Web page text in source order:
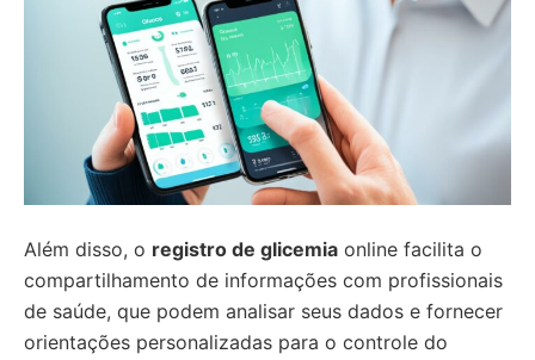
Além disso, o registro de glicemia online facilita o
compartilhamento de informações com profissionais
de saúde, que podem analisar seus dados e fornecer
orientações personalizadas para o controle do